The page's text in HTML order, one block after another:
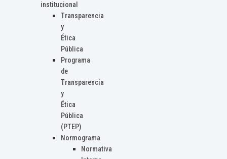
institucional
Transparencia
y
Ética
Pública
Programa
de
Transparencia
y
Ética
Pública
(PTEP)
Normograma
Normativa